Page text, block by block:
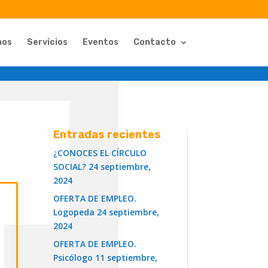
Servicios Eventos Contacto
Entradas recientes
¿CONOCES EL CÍRCULO
SOCIAL? 24 septiembre,
2024
OFERTA DE EMPLEO.
Logopeda 24 septiembre,
2024
OFERTA DE EMPLEO.
Psicólogo 11 septiembre,